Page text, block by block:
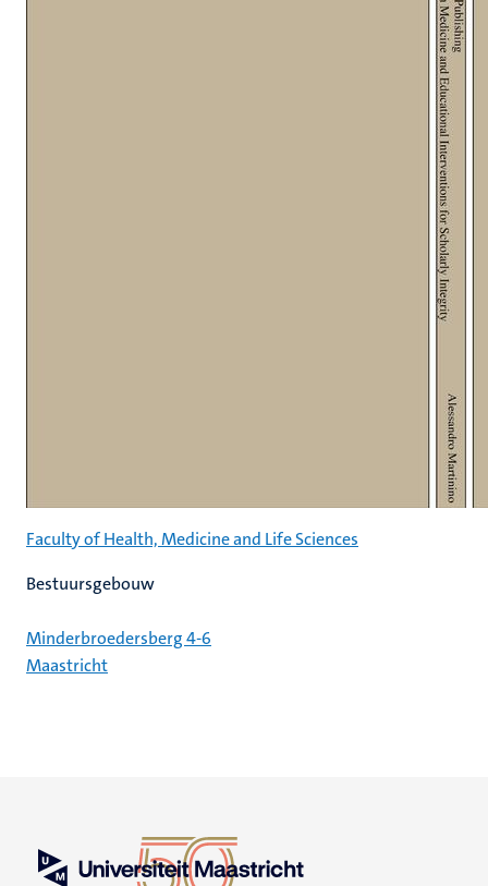
Faculty of Health, Medicine and Life Sciences
Bestuursgebouw
Minderbroedersberg 4-6
Maastricht